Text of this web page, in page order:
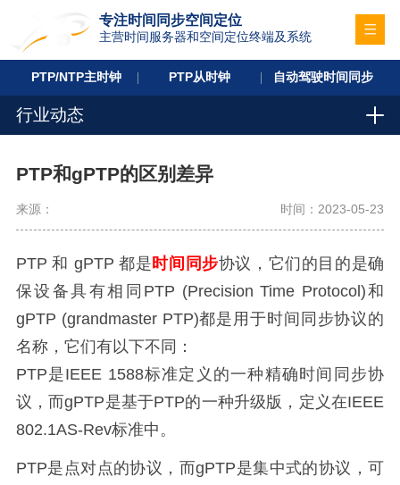
专注时间同步空间定位
主营时间服务器和空间定位终端及系统
PTP/NTP主时钟 PTP从时钟 自动驾驶时间同步
行业动态
PTP和gPTP的区别差异
来源： 时间：2023-05-23
PTP 和 gPTP 都是 时间同步协议，它们的目的是确
保设备具有相同PTP (Precision Time Protocol)和
gPTP (grandmaster PTP)都是用于时间同步协议的
名称，它们有以下不同：
PTP是IEEE 1588标准定义的一种精确时间同步协
议，而gPTP是基于PTP的一种升级版，定义在IEEE
802.1AS-Rev标准中。
PTP是点对点的协议，而gPTP是集中式的协议，可